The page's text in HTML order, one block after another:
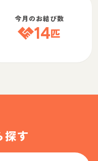
今月のお結び数
14匹
探す